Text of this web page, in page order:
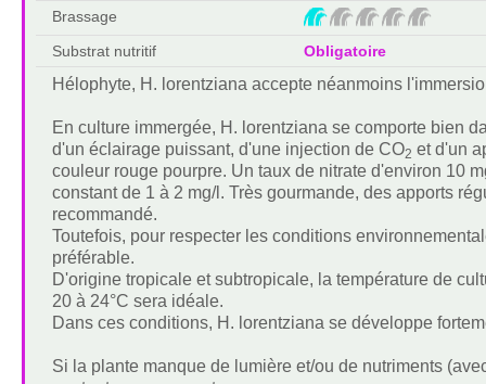
Brassage
Substrat nutritif
Obligatoire
Hélophyte, H. lorentziana accepte néanmoins
En culture immergée, H. lorentziana se comporte bien
d'un éclairage puissant, d'une injection de CO2 et d'un
couleur rouge pourpre. Un taux de nitrate d'environ 10
constant de 1 à 2 mg/l. Très gourmande, des apports
recommandé.
Toutefois, pour respecter les conditions
préférable.
D'origine tropicale et subtropicale, la température de
20 à 24°C sera idéale.
Dans ces conditions, H. lorentziana se développe
Si la plante manque de lumière et/ou de nutriments